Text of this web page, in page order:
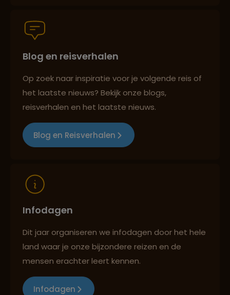
Best beoordeelde reisroutes
Reizen met oog voor mens, cultuur en milieu
Blog en reisverhalen
Op zoek naar inspiratie voor je volgende reis of
het laatste nieuws? Bekijk onze blogs,
reisverhalen en het laatste nieuws.
Blog en Reisverhalen
Infodagen
Dit jaar organiseren we infodagen door het hele
land waar je onze bijzondere reizen en de
mensen erachter leert kennen.
Infodagen